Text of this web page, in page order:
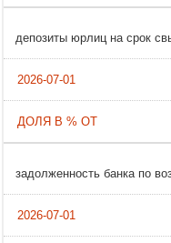
депозиты юрлиц на срок
задолженность банка по